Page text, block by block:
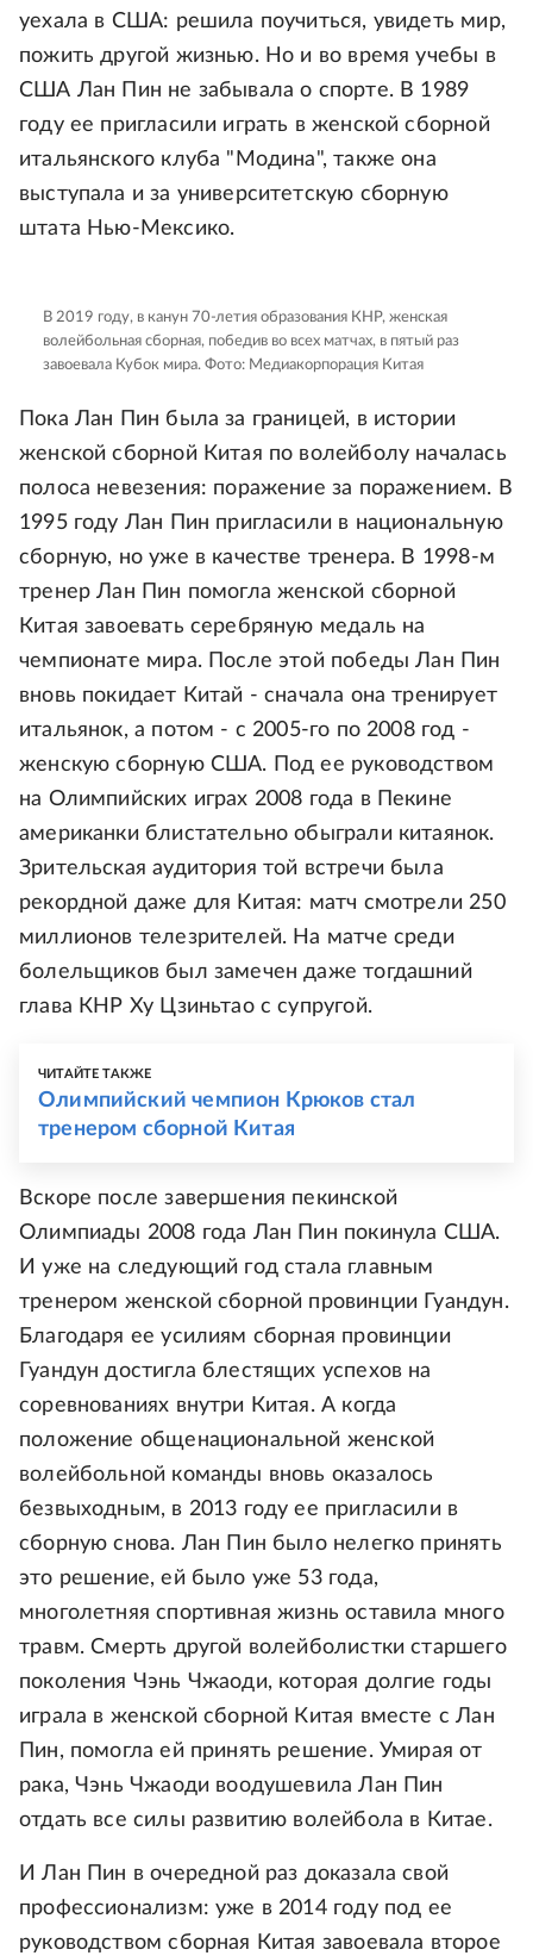
уехала в США: решила поучиться, увидеть мир,
пожить другой жизнью. Но и во время учебы в
США Лан Пин не забывала о спорте. В 1989
году ее пригласили играть в женской сборной
итальянского клуба "Модина", также она
выступала и за университетскую сборную
штата Нью-Мексико.
В 2019 году, в канун 70-летия образования КНР, женская
волейбольная сборная, победив во всех матчах, в пятый раз
завоевала Кубок мира. Фото: Медиакорпорация Китая
Пока Лан Пин была за границей, в истории
женской сборной Китая по волейболу началась
полоса невезения: поражение за поражением. В
1995 году Лан Пин пригласили в национальную
сборную, но уже в качестве тренера. В 1998-м
тренер Лан Пин помогла женской сборной
Китая завоевать серебряную медаль на
чемпионате мира. После этой победы Лан Пин
вновь покидает Китай - сначала она тренирует
итальянок, а потом - с 2005-го по 2008 год -
женскую сборную США. Под ее руководством
на Олимпийских играх 2008 года в Пекине
американки блистательно обыграли китаянок.
Зрительская аудитория той встречи была
рекордной даже для Китая: матч смотрели 250
миллионов телезрителей. На матче среди
болельщиков был замечен даже тогдашний
глава КНР Ху Цзиньтао с супругой.
ЧИТАЙТЕ ТАКЖЕ
Олимпийский чемпион Крюков стал
тренером сборной Китая
Вскоре после завершения пекинской
Олимпиады 2008 года Лан Пин покинула США.
И уже на следующий год стала главным
тренером женской сборной провинции Гуандун.
Благодаря ее усилиям сборная провинции
Гуандун достигла блестящих успехов на
соревнованиях внутри Китая. А когда
положение общенациональной женской
волейбольной команды вновь оказалось
безвыходным, в 2013 году ее пригласили в
сборную снова. Лан Пин было нелегко принять
это решение, ей было уже 53 года,
многолетняя спортивная жизнь оставила много
травм. Смерть другой волейболистки старшего
поколения Чэнь Чжаоди, которая долгие годы
играла в женской сборной Китая вместе с Лан
Пин, помогла ей принять решение. Умирая от
рака, Чэнь Чжаоди воодушевила Лан Пин
отдать все силы развитию волейбола в Китае.
И Лан Пин в очередной раз доказала свой
профессионализм: уже в 2014 году под ее
руководством сборная Китая завоевала второе